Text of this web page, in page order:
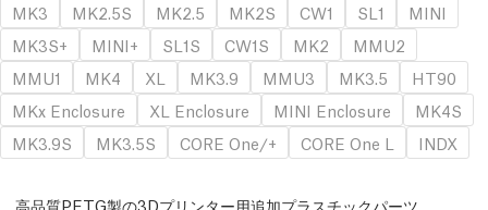
MK3
MK2.5S MK2.5 MK2S CW1 SL1
MINI
MK3S+
MINI+ SL1S CW1S MK2
MMU2
MMU1
MK4 XL MK3.9 MMU3 MK3.5
HT90
MKx Enclosure
XL Enclosure MINI Enclosure
MK4S
MK3.9S
MK3.5S CORE One/+ CORE One L INDX
高品質PETG製の3Dプリンター用追加プラスチックパーツ。